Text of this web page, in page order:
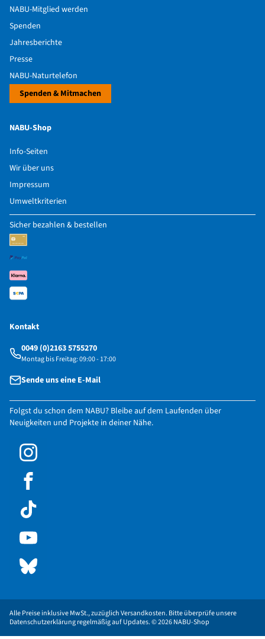
NABU-Mitglied werden
Spenden
Jahresberichte
Presse
NABU-Naturtelefon
Spenden & Mitmachen
NABU-Shop
Info-Seiten
Wir über uns
Impressum
Umweltkriterien
Sicher bezahlen & bestellen
Kontakt
0049 (0)2163 5755270
Montag bis Freitag: 09:00 - 17:00
Sende uns eine E-Mail
Folgst du schon dem NABU? Bleibe auf dem Laufenden über
Neuigkeiten und Projekte in deiner Nähe.
Alle Preise inklusive MwSt., zuzüglich Versandkosten. Bitte überprüfe unsere
Datenschutzerklärung regelmäßig auf Updates. © 2026 NABU-Shop